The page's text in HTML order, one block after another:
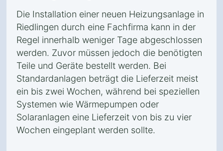
Die Installation einer neuen Heizungsanlage in
Riedlingen durch eine Fachfirma kann in der
Regel innerhalb weniger Tage abgeschlossen
werden. Zuvor müssen jedoch die benötigten
Teile und Geräte bestellt werden. Bei
Standardanlagen beträgt die Lieferzeit meist
ein bis zwei Wochen, während bei speziellen
Systemen wie Wärmepumpen oder
Solaranlagen eine Lieferzeit von bis zu vier
Wochen eingeplant werden sollte.